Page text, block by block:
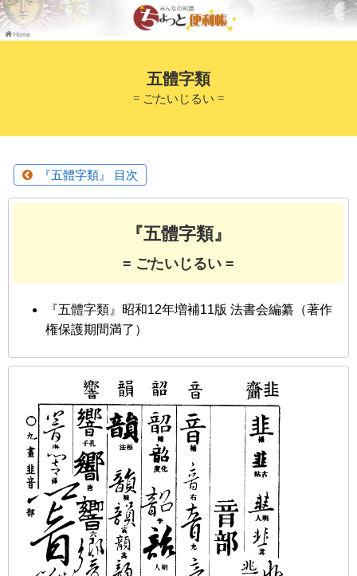
五體字類
= ごたいじるい =
『五體字類』 目次
『五體字類』
= ごたいじるい =
『五體字類』昭和12年増補11版 法書会編纂（著作
権保護期間満了）